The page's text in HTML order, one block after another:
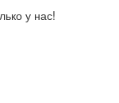
у нас!